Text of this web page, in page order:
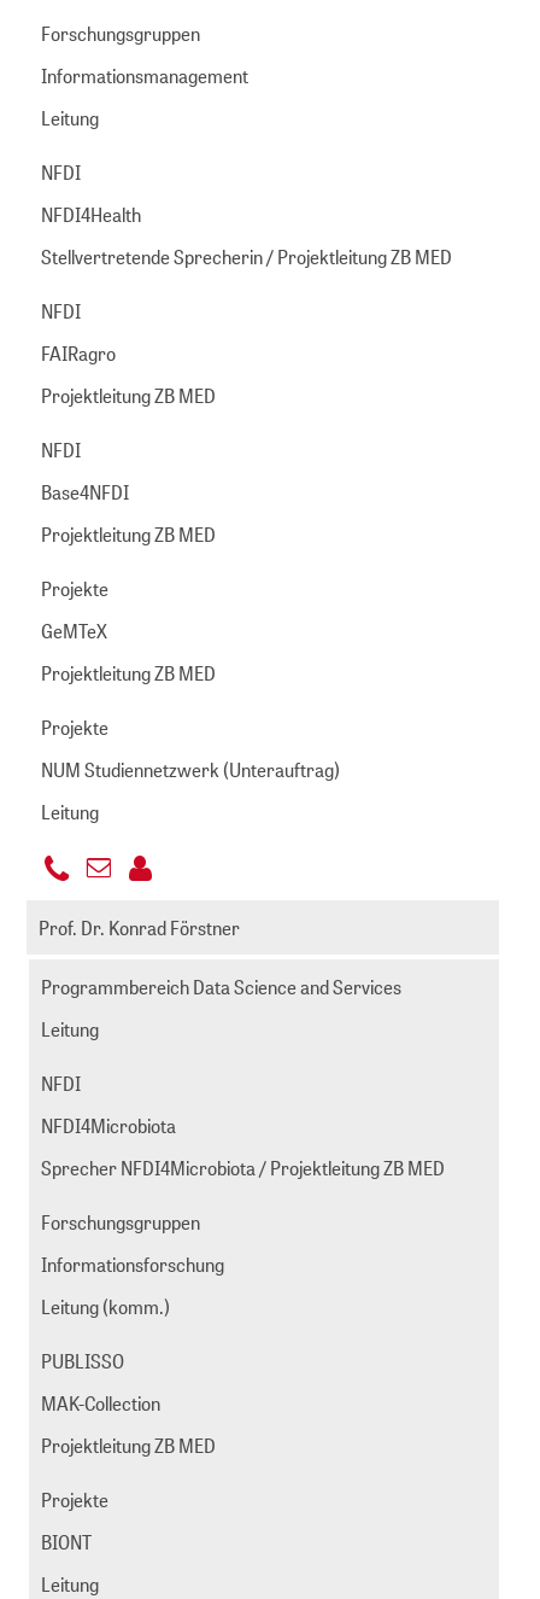
Forschungsgruppen
Informationsmanagement
Leitung
NFDI
NFDI4Health
Stellvertretende Sprecherin / Projektleitung ZB MED
NFDI
FAIRagro
Projektleitung ZB MED
NFDI
Base4NFDI
Projektleitung ZB MED
Projekte
GeMTeX
Projektleitung ZB MED
Projekte
NUM Studiennetzwerk (Unterauftrag)
Leitung
+49
999892
-
811
E-
senden
Prof. Dr. Konrad Förstner
Programmbereich Data Science and Services
Leitung
NFDI
NFDI4Microbiota
Sprecher NFDI4Microbiota / Projektleitung ZB MED
Forschungsgruppen
Informationsforschung
Leitung (komm.)
PUBLISSO
MAK-Collection
Projektleitung ZB MED
Projekte
BIONT
Leitung